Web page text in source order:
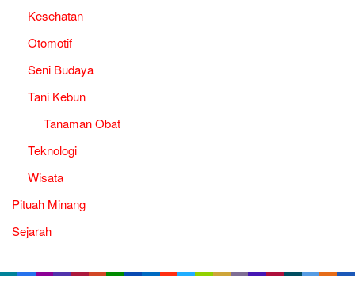
Kesehatan
Otomotif
Seni Budaya
Tani Kebun
Tanaman Obat
Teknologi
Wisata
Pituah Minang
Sejarah